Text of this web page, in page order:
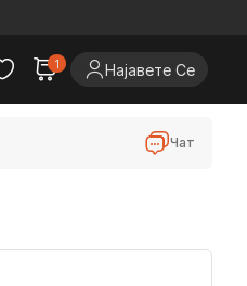
1 Најавете Се
Чат